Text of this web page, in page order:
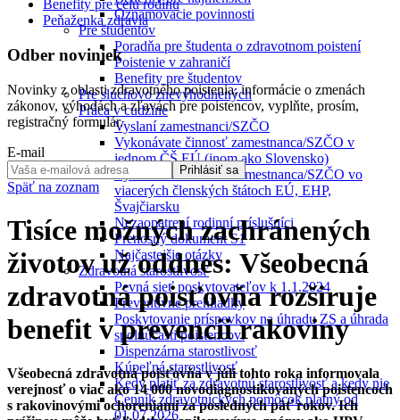
Oznamovacie povinnosti
Pre študentov
Poradňa pre študenta o zdravotnom poistení
Poistenie v zahraničí
Benefity pre študentov
Pre sluchovo znevýhodnených
Práca v cudzine
Vyslaní zamestnanci/SZČO
Vykonávate činnosť zamestnanca/SZČO v
jednom ČŠ EÚ (inom ako Slovensko)
Vykonávam činnosť zamestnanca/SZČO vo
viacerých členských štátoch EÚ, EHP,
Švajčiarsku
Nezaopatrení rodinní príslušníci
Prenosný dokument S1
Najčastejšie otázky
Zdravotná starostlivosť
Pevná sieť poskytovateľov k 1.1.2024
Preventívne prehliadky
Poskytovanie príspevkov na úhradu ZS a úhrada
spoluúčasti poistencovi
Dispenzárna starostlivosť
Kúpeľná starostlivosť
Kedy platiť za zdravotnú starostlivosť a kedy nie
Cenník zdravotníckych pomôcok platný od
01.07.2026
Benefity pre celú rodinu
Peňaženka zdravia
Odber noviniek
Novinky z oblasti zdravotného poistenia, informácie o zmenách
zákonov, výhodách a zľavách pre poistencov, vyplňte, prosím,
registračný formulár.
E-mail
Prihlásiť sa
Späť na zoznam
Tisíce možných zachránených
životov už oddnes: Všeobecná
zdravotná poisťovňa rozširuje
benefit v prevencii rakoviny
Všeobecná zdravotná poisťovňa v júli tohto roka informovala
verejnosť o viac ako 14 000 novodiagnostikovaných poistencoch
s rakovinovými ochoreniami za posledných päť rokov. Ich